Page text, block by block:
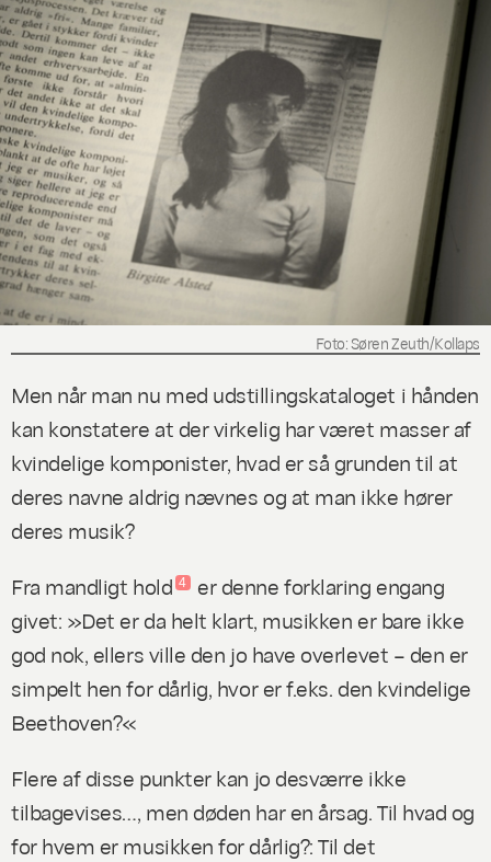
Foto: Søren Zeuth/Kollaps
Men når man nu med udstillingskataloget i hånden
kan konstatere at der virkelig har været masser af
kvindelige komponister, hvad er så grunden til at
deres navne aldrig nævnes og at man ikke hører
deres musik?
Fra mandligt hold4
er denne forklaring engang
givet: »Det er da helt klart, musikken er bare ikke
god nok, ellers ville den jo have overlevet – den er
simpelt hen for dårlig, hvor er f.eks. den kvindelige
Beethoven?«
Flere af disse punkter kan jo desværre ikke
tilbagevises…, men døden har en årsag. Til hvad og
forhvem er musikken for dårlig?: Til det